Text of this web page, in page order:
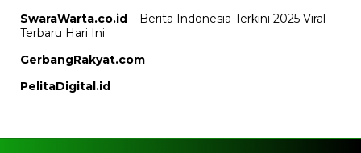
SwaraWarta.co.id – Berita Indonesia Terkini 2025 Viral
Terbaru Hari Ini
GerbangRakyat.com
PelitaDigital.id